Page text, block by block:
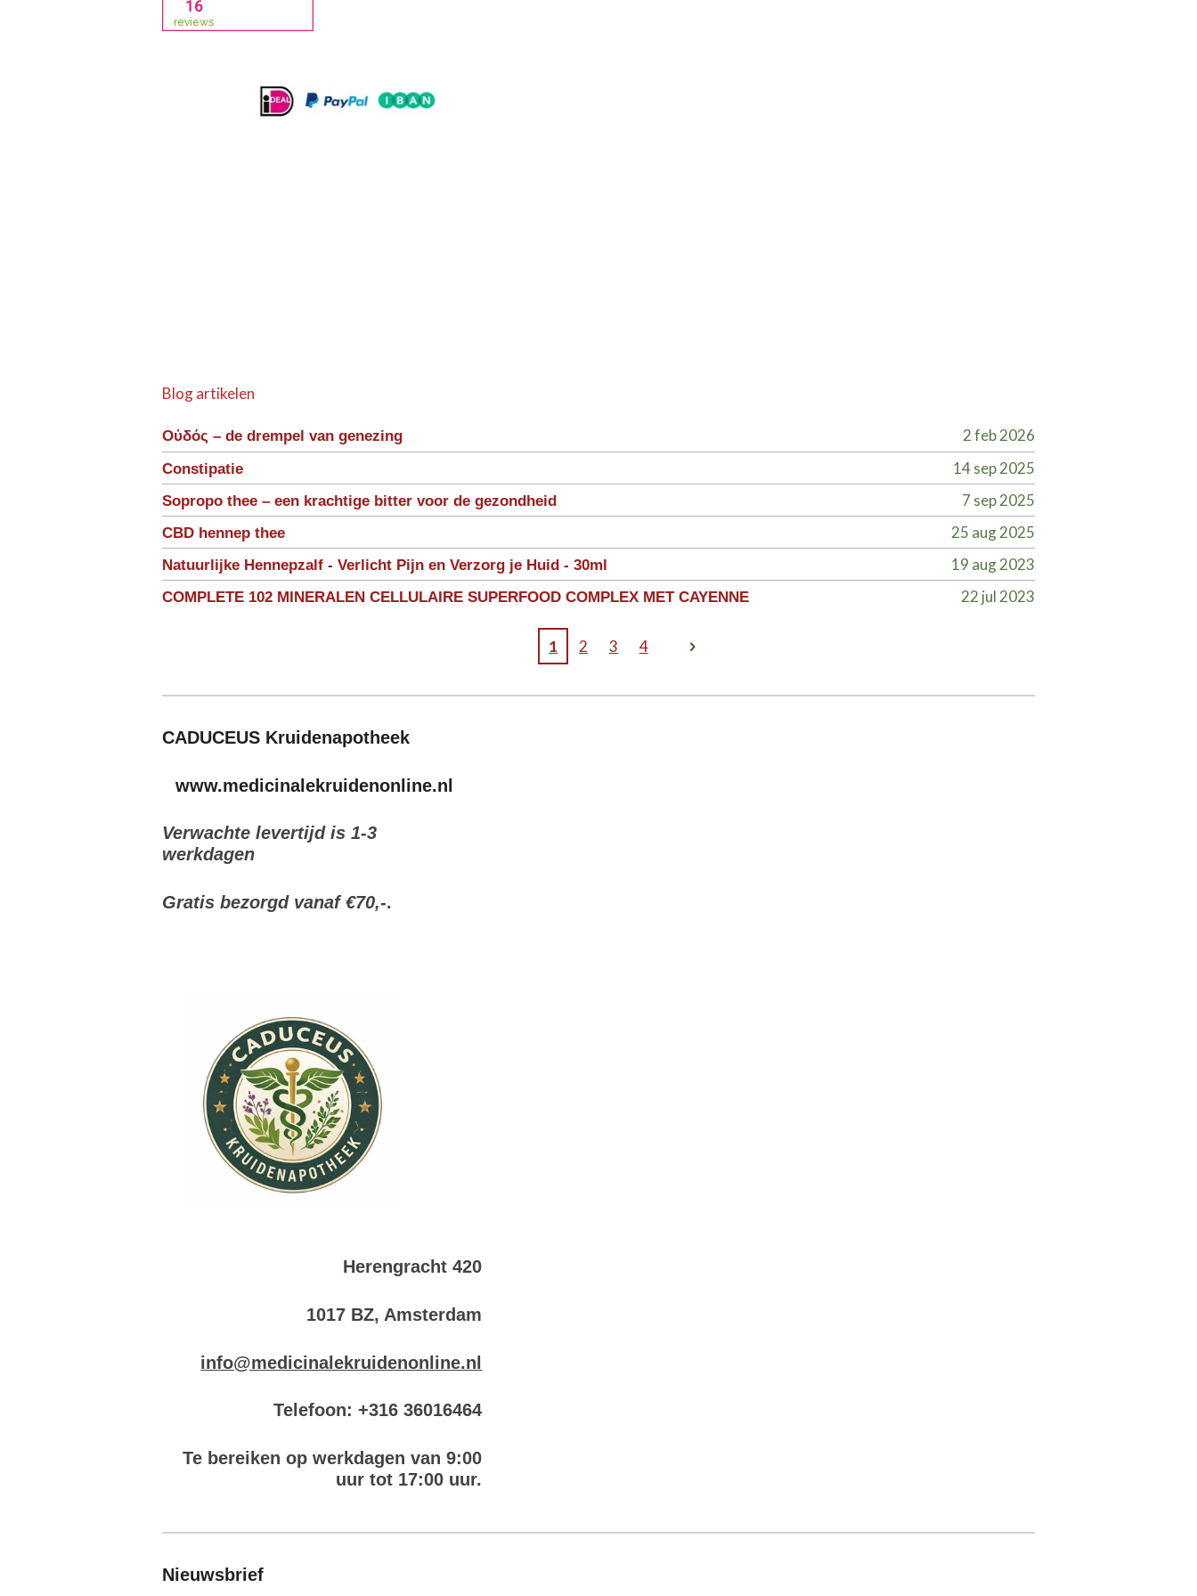
Blog artikelen
Οὐδός – de drempel van genezing 2 feb 2026
Constipatie 14 sep 2025
Sopropo thee – een krachtige bitter voor de gezondheid 7 sep 2025
CBD hennep thee 25 aug 2025
Natuurlijke Hennepzalf - Verlicht Pijn en Verzorg je Huid - 30ml 19 aug 2023
COMPLETE 102 MINERALEN CELLULAIRE SUPERFOOD COMPLEX MET CAYENNE 22 jul 2023
1 2 3 4
CADUCEUS Kruidenapotheek
www.medicinalekruidenonline.nl
Verwachte levertijd is 1-3
werkdagen
Gratis bezorgd vanaf €70,-.
Herengracht 420
1017 BZ, Amsterdam
info@medicinalekruidenonline.nl
Telefoon: +316 36016464
Te bereiken op werkdagen van 9:00
uur tot 17:00 uur.
Nieuwsbrief